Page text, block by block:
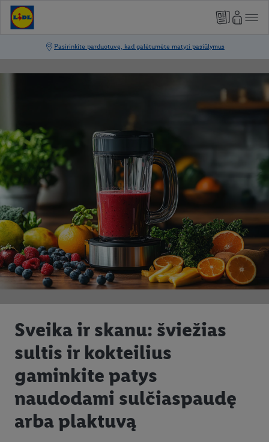
Sveika ir skanu: šviežias
sultis ir kokteilius
gaminkite patys
naudodami sulčiaspaudę
arba plaktuvą